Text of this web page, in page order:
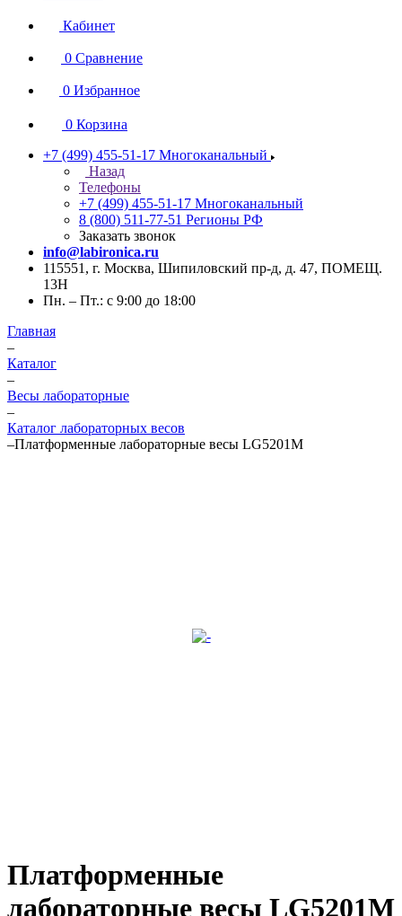
Кабинет
0 Сравнение
0 Избранное
0 Корзина
+7 (499) 455-51-17 Многоканальный
Назад
Телефоны
+7 (499) 455-51-17 Многоканальный
8 (800) 511-77-51 Регионы РФ
Заказать звонок
info@labironica.ru
115551, г. Москва, Шипиловский пр-д, д. 47, ПОМЕЩ.
13Н
Пн. – Пт.: с 9:00 до 18:00
Главная
–
Каталог
–
Весы лабораторные
–
Каталог лабораторных весов
–Платформенные лабораторные весы LG5201M
Платформенные
лабораторные весы LG5201M